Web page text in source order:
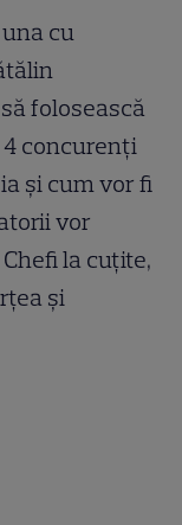
cu
folosească
concurenți
și cum vor fi
vor
la cuțite,
și